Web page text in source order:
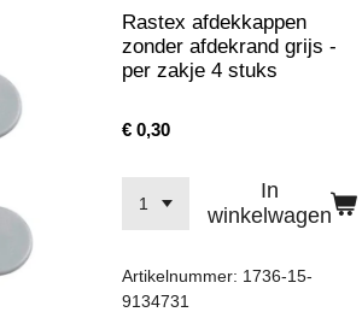
Rastex afdekkappen
zonder afdekrand grijs -
per zakje 4 stuks
€ 0,30
In
winkelwagen
Artikelnummer: 1736-15-
9134731